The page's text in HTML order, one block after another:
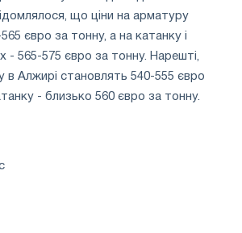
що ціни на арматуру
євро за тонну, а на катанку і
- 565-575 євро за тонну. Нарешті,
в Алжирі становлять 540-555 євро
- близько 560 євро за тонну.